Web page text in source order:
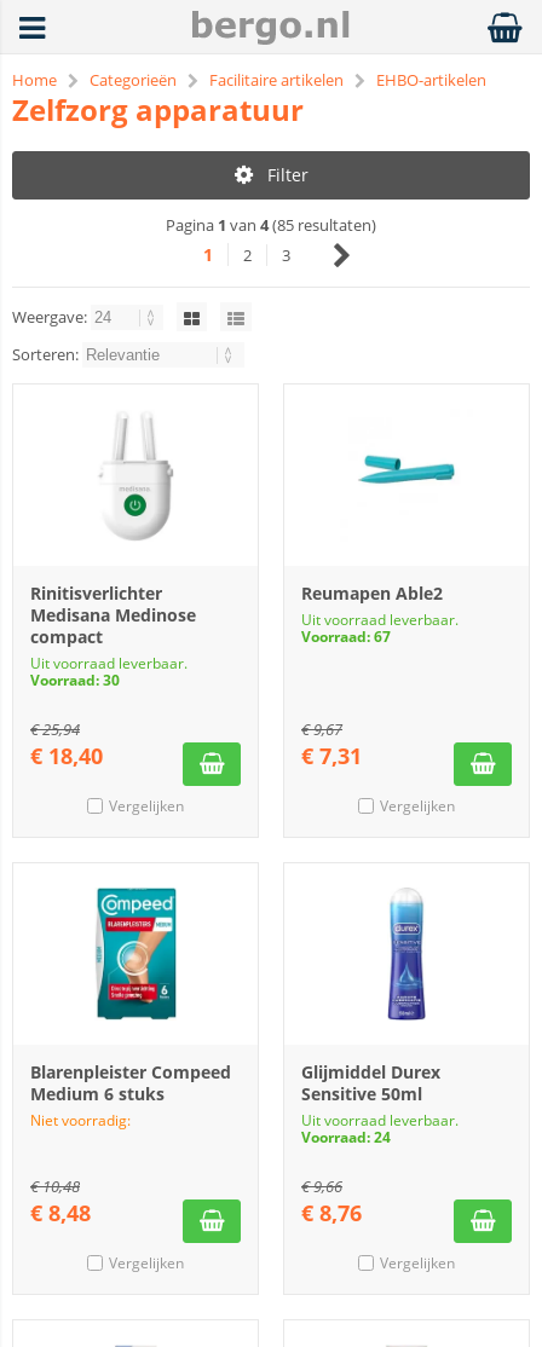
Home Categorieën Facilitaire artikelen EHBO-artikelen
Zelfzorg apparatuur
Filter
Pagina 1 van 4(85 resultaten)
1 2 3
Weergave:
Sorteren:
Rinitisverlichter
Medisana Medinose
compact
Uit voorraad leverbaar.
Voorraad: 30
€25,94
€ 18,40
Vergelijken
Reumapen Able2
Uit voorraad leverbaar.
Voorraad: 67
€9,67
€ 7,31
Vergelijken
Blarenpleister Compeed
Medium 6 stuks
Niet voorradig:
€10,48
€ 8,48
Vergelijken
Glijmiddel Durex
Sensitive 50ml
Uit voorraad leverbaar.
Voorraad: 24
€9,66
€ 8,76
Vergelijken